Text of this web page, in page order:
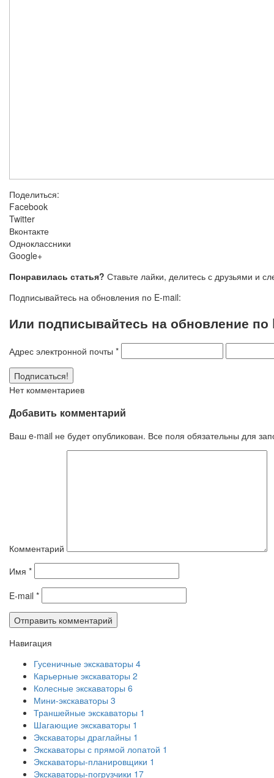
Поделиться:
Facebook
Twitter
Вконтакте
Одноклассники
Google+
Понравилась статья? Ставьте лайки, делитесь с друзьями и
Подписывайтесь на обновления по E-mail:
Или подписывайтесь на обновление по
Адрес электронной почты *
Нет комментариев
Добавить комментарий
Ваш e-mail не будет опубликован. Все поля обязательны для
Комментарий
Имя *
E-mail *
Навигация
Гусеничные экскаваторы 4
Карьерные экскаваторы 2
Колесные экскаваторы 6
Мини-экскаваторы 3
Траншейные экскаваторы 1
Шагающие экскаваторы 1
Экскаваторы драглайны 1
Экскаваторы с прямой лопатой 1
Экскаваторы-планировщики 1
Экскаваторы-погрузчики 17